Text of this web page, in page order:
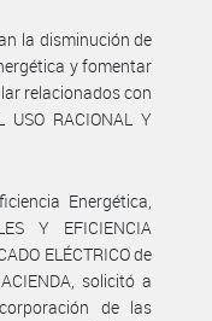
la disminución de
y fomentar
relacionados con
RACIONAL Y
Energética,
Y EFICIENCIA
ELÉCTRICO de
solicitó a
de las